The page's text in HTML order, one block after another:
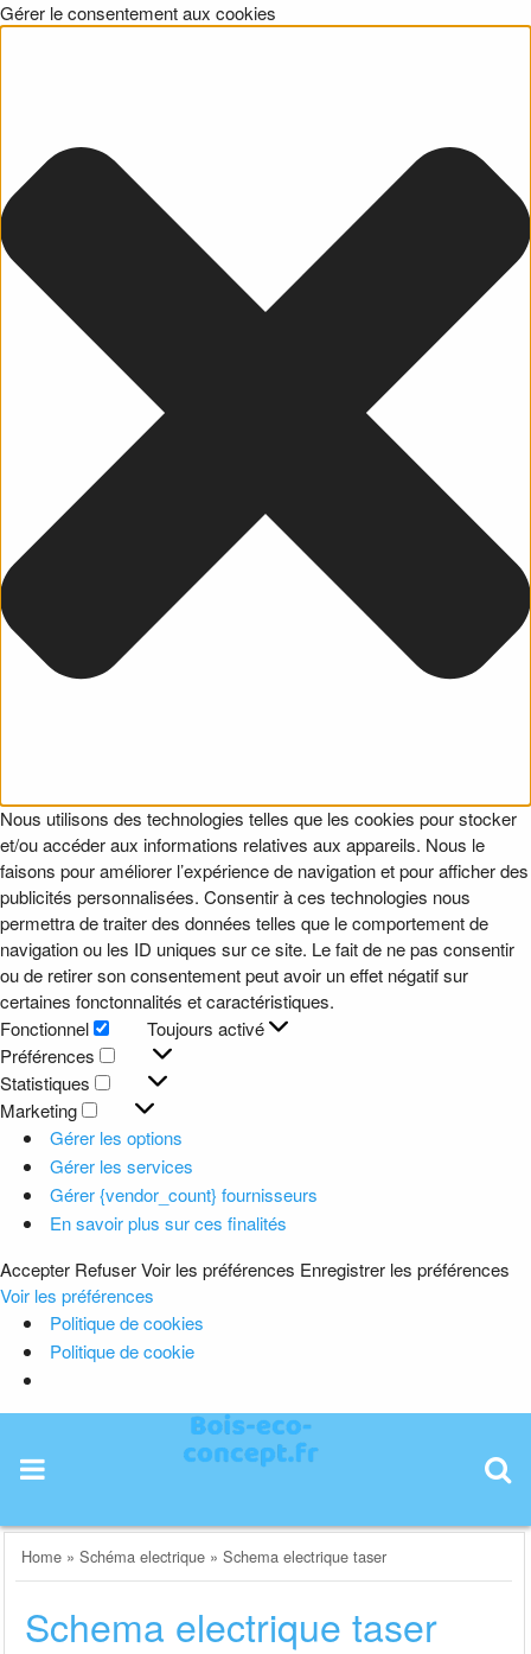
Gérer le consentement aux cookies
Nous utilisons des technologies telles que les cookies pour stocker
et/ou accéder aux informations relatives aux appareils. Nous le
faisons pour améliorer l’expérience de navigation et pour afficher des
publicités personnalisées. Consentir à ces technologies nous
permettra de traiter des données telles que le comportement de
navigation ou les ID uniques sur ce site. Le fait de ne pas consentir
ou de retirer son consentement peut avoir un effet négatif sur
certaines fonctonnalités et caractéristiques.
Fonctionnel
Fonctionnel
Toujours activé
Préférences
Préférences
Statistiques
Statistiques
Marketing
Marketing
Gérer les options
Gérer les services
Gérer {vendor_count} fournisseurs
En savoir plus sur ces finalités
Accepter RefuserVoir les préférences Enregistrer les préférences
Voir les préférences
Politique de cookies
Politique de cookie
content
Home »Schéma electrique »Schema electrique taser
Schema electrique taser